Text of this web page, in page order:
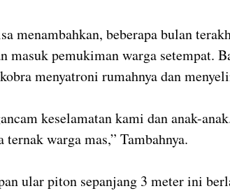
menambahkan, beberapa bulan
masuk pemukiman warga setempat.
menyatroni rumahnya dan
keselamatan kami dan anak-
ternak warga mas,” Tambahnya.
ular piton sepanjang 3 meter ini